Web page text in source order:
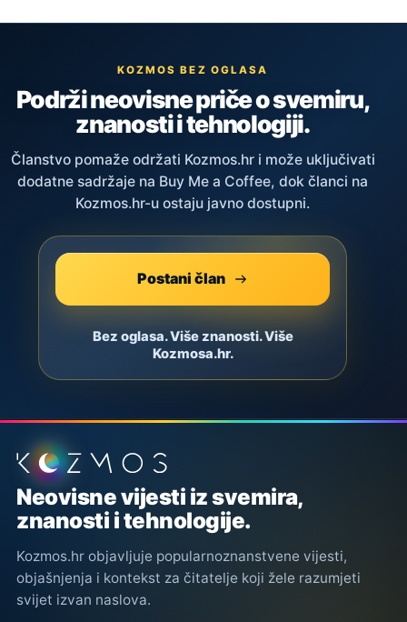
KOZMOS BEZ OGLASA
Podrži neovisne priče o svemiru,
znanosti i tehnologiji.
Članstvo pomaže održati Kozmos.hr i može uključivati
dodatne sadržaje na Buy Me a Coffee, dok članci na
Kozmos.hr-u ostaju javno dostupni.
Postani član
Bez oglasa. Više znanosti. Više
Kozmosa.hr.
Podnožje stranice
Neovisne vijesti iz svemira,
znanosti i tehnologije.
Kozmos.hr objavljuje popularnoznanstvene vijesti,
objašnjenja i kontekst za čitatelje koji žele razumjeti
svijet izvan naslova.